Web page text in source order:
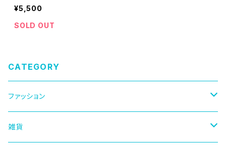
¥5,500
SOLD OUT
CATEGORY
ファッション
キャップ
雑貨